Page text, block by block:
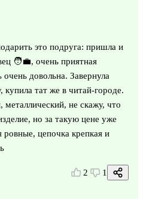
это подруга: пришла и
🧑‍💼, очень приятная
довольна. Завернула
купила тат же в читай-городе.
не скажу, что
но за такую цене уже
цепочка крепкая и
2 1